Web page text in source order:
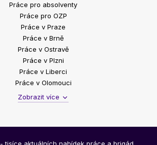
Práce pro absolventy
Práce pro OZP
Práce v Praze
Práce v Brně
Práce v Ostravě
Práce v Plzni
Práce v Liberci
Práce v Olomouci
Zobrazit více